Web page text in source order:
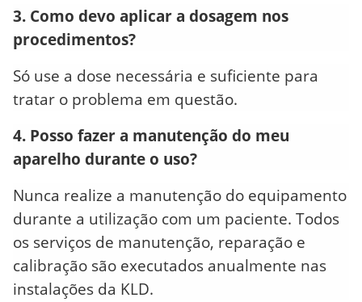
3. Como devo aplicar a dosagem nos
procedimentos?
Só use a dose necessária e suficiente para
tratar o problema em questão.
4. Posso fazer a manutenção do meu
aparelho durante o uso?
Nunca realize a manutenção do equipamento
durante a utilização com um paciente. Todos
os serviços de manutenção, reparação e
calibração são executados anualmente nas
instalações da KLD.